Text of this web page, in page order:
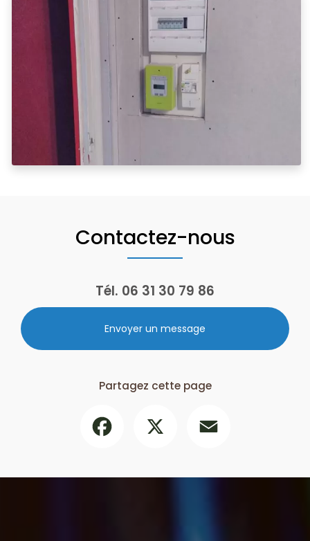
Contactez-nous
Tél. 06 31 30 79 86
Envoyer un message
Partagez cette page